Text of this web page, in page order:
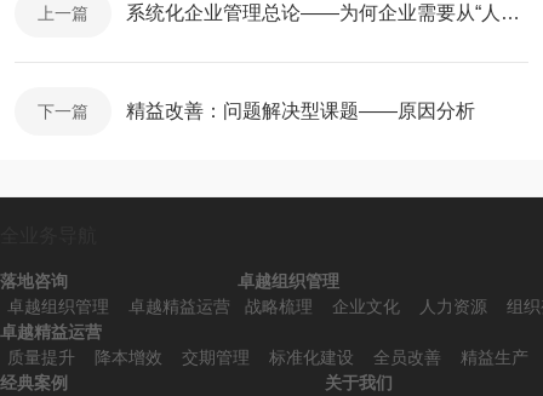
上一篇 系统化企业管理总论——为何企业需要从“人治”走向“法治”？
下一篇 精益改善：问题解决型课题——原因分析
落地咨询
卓越组织管理
卓越精益运营
卓越组织管理
战略梳理
企业文化 人力资源
组
卓越精益运营
质量提升
降本增效 交期管理 标准化建设 全员改善
精益生产
经典案例
关于我们